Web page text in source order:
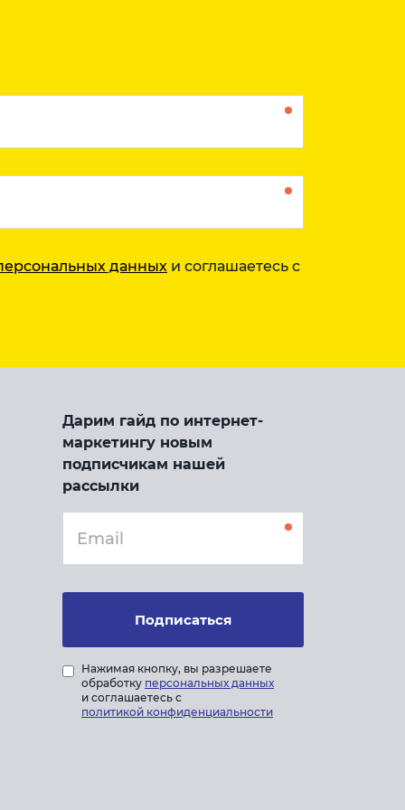
данных и соглашаетесь с
Дарим гайд по интернет-
маркетингу новым
подписчикам нашей
рассылки
Подписаться
Нажимая кнопку, вы разрешаете
обработку персональных данных
и соглашаетесь с
политикой конфиденциальности